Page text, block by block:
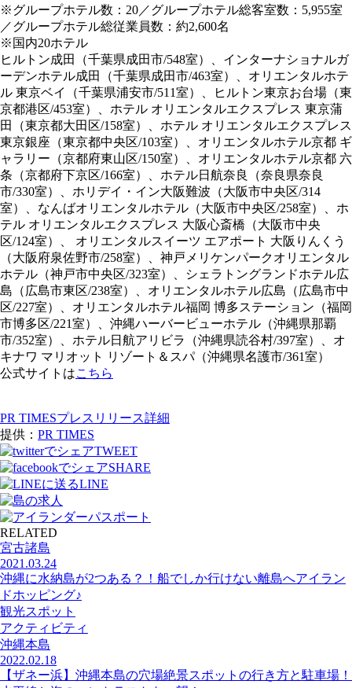
※グループホテル数：20／グループホテル総客室数：5,955室
／グループホテル総従業員数：約2,600名
※国内20ホテル
ヒルトン成田（千葉県成田市/548室）、インターナショナルガ
ーデンホテル成田（千葉県成田市/463室）、オリエンタルホテ
ル 東京ベイ（千葉県浦安市/511室）、ヒルトン東京お台場（東
京都港区/453室）、ホテル オリエンタルエクスプレス 東京蒲
田（東京都大田区/158室）、ホテル オリエンタルエクスプレス
東京銀座（東京都中央区/103室）、オリエンタルホテル京都 ギ
ャラリー（京都府東山区/150室）、オリエンタルホテル京都 六
条（京都府下京区/166室）、ホテル日航奈良（奈良県奈良
市/330室）、ホリデイ・イン大阪難波（大阪市中央区/314
室）、なんばオリエンタルホテル（大阪市中央区/258室）、ホ
テル オリエンタルエクスプレス 大阪心斎橋（大阪市中央
区/124室）、 オリエンタルスイーツ エアポート 大阪りんくう
（大阪府泉佐野市/258室）、神戸メリケンパークオリエンタル
ホテル（神戸市中央区/323室）、シェラトングランドホテル広
島（広島市東区/238室）、オリエンタルホテル広島（広島市中
区/227室）、オリエンタルホテル福岡 博多ステーション（福岡
市博多区/221室）、沖縄ハーバービューホテル（沖縄県那覇
市/352室）、ホテル日航アリビラ（沖縄県読谷村/397室）、オ
キナワ マリオット リゾート＆スパ（沖縄県名護市/361室）
公式サイトはこちら
PR TIMESプレスリリース詳細
提供： PR TIMES
TWEET
SHARE
LINE
RELATED
宮古諸島
2021.03.24
沖縄に水納島が2つある？！船でしか行けない離島へアイラン
ドホッピング♪
観光スポット
アクティビティ
沖縄本島
2022.02.18
【ザネー浜】沖縄本島の穴場絶景スポットの行き方と駐車場！